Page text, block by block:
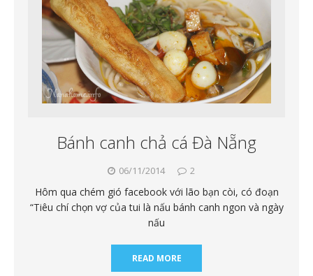
Bánh canh chả cá Đà Nẵng
06/11/2014 2
Hôm qua chém gió facebook với lão bạn còi, có đoạn
“Tiêu chí chọn vợ của tui là nấu bánh canh ngon và ngày
nấu
READ MORE